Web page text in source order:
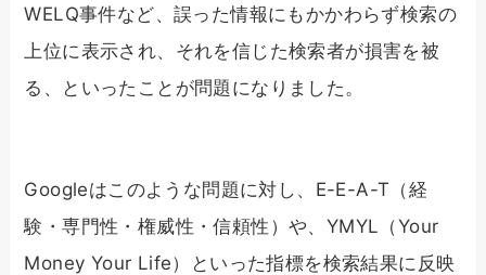
WELQ事件など、誤った情報にもかかわらず検索の
上位に表示され、それを信じた検索者が損害を被
る、といったことが問題になりました。
Googleはこのような問題に対し、E-E-A-T（経
験・専門性・権威性・信頼性）や、YMYL（Your
Money Your Life）といった指標を検索結果に反映